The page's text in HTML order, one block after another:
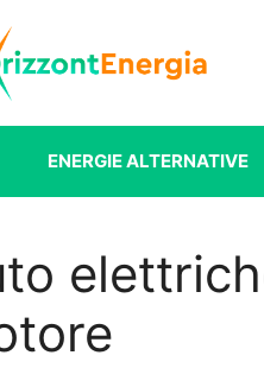
ENERGIE ALTERNATIVE